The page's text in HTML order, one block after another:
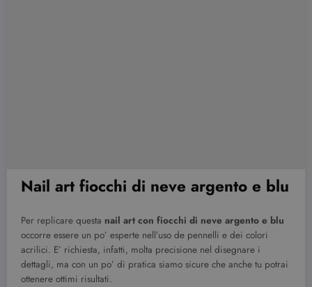
Nail art fiocchi di neve argento e blu
Per replicare questa nail art con fiocchi di neve argento e blu
occorre essere un po’ esperte nell’uso de pennelli e dei colori
acrilici. E’ richiesta, infatti, molta precisione nel disegnare i
dettagli, ma con un po’ di pratica siamo sicure che anche tu potrai
ottenere ottimi risultati.